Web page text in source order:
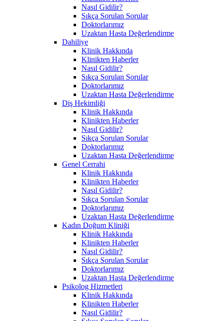
Nasıl Gidilir?
Sıkça Sorulan Sorular
Doktorlarımız
Uzaktan Hasta Değerlendirme
Dahiliye
Klinik Hakkında
Klinikten Haberler
Nasıl Gidilir?
Sıkça Sorulan Sorular
Doktorlarımız
Uzaktan Hasta Değerlendirme
Diş Hekimliği
Klinik Hakkında
Klinikten Haberler
Nasıl Gidilir?
Sıkça Sorulan Sorular
Doktorlarımız
Uzaktan Hasta Değerlendirme
Genel Cerrahi
Klinik Hakkında
Klinikten Haberler
Nasıl Gidilir?
Sıkça Sorulan Sorular
Doktorlarımız
Uzaktan Hasta Değerlendirme
Kadın Doğum Kliniği
Klinik Hakkında
Klinikten Haberler
Nasıl Gidilir?
Sıkça Sorulan Sorular
Doktorlarımız
Uzaktan Hasta Değerlendirme
Psikolog Hizmetleri
Klinik Hakkında
Klinikten Haberler
Nasıl Gidilir?